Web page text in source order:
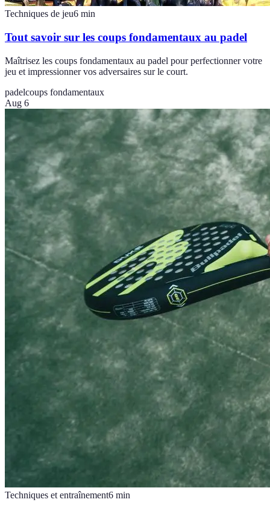
Techniques de jeu6 min
Tout savoir sur les coups fondamentaux au padel
Maîtrisez les coups fondamentaux au padel pour perfectionner votre
jeu et impressionner vos adversaires sur le court.
padelcoups fondamentaux
Aug 6
Techniques et entraînement6 min